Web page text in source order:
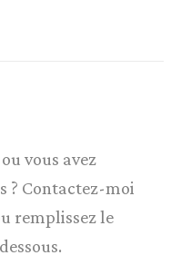
vous avez
? Contactez-moi
remplissez le